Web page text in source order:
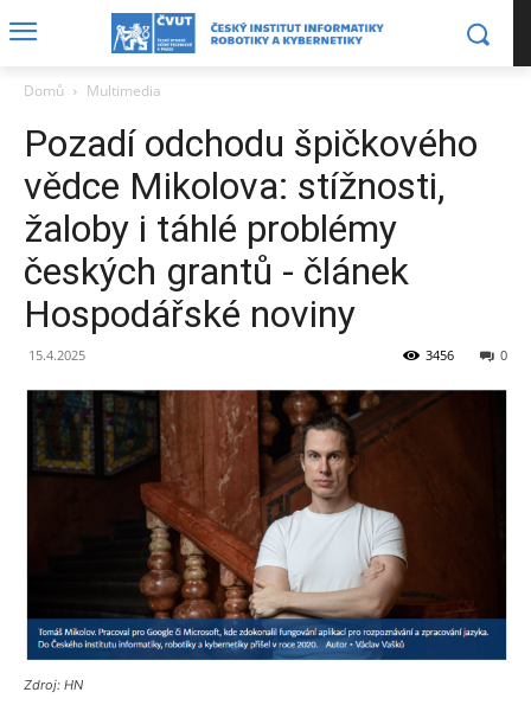
Domů Multimedia
Pozadí odchodu špičkového
vědce Mikolova: stížnosti,
žaloby i táhlé problémy
českých grantů - článek
Hospodářské noviny
15.4.2025 0
3456
Zdroj: HN